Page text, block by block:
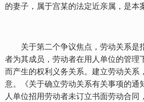
的妻子，属于宫某的法定近亲属，是本
关于第二个争议焦点，劳动关系是
者为其成员，劳动者在用人单位的管理
而产生的权利义务关系。建立劳动关系
意。《关于确立劳动关系有关事项的通
人单位招用劳动者未订立书面劳动合同